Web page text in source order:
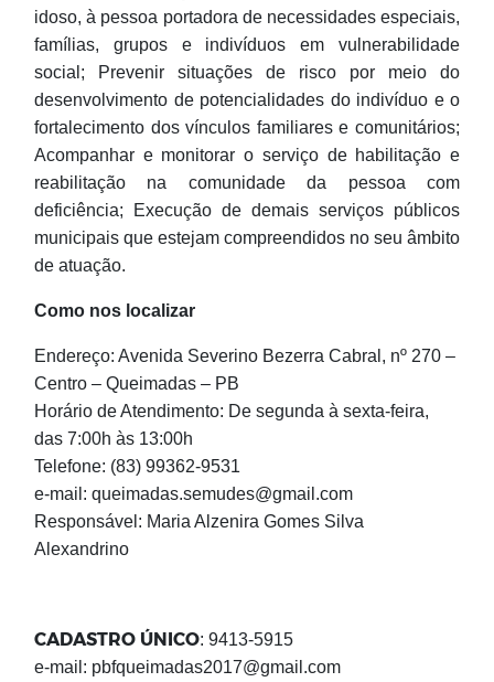
idoso, à pessoa portadora de necessidades especiais,
famílias, grupos e indivíduos em vulnerabilidade
social; Prevenir situações de risco por meio do
desenvolvimento de potencialidades do indivíduo e o
fortalecimento dos vínculos familiares e comunitários;
Acompanhar e monitorar o serviço de habilitação e
reabilitação na comunidade da pessoa com
deficiência; Execução de demais serviços públicos
municipais que estejam compreendidos no seu âmbito
de atuação.
Como nos localizar
Endereço: Avenida Severino Bezerra Cabral, nº 270 –
Centro – Queimadas – PB
Horário de Atendimento: De segunda à sexta-feira,
das 7:00h às 13:00h
Telefone: (83) 99362-9531
e-mail: queimadas.semudes@gmail.com
Responsável: Maria Alzenira Gomes Silva
Alexandrino
CADASTRO ÚNICO: 9413-5915
e-mail: pbfqueimadas2017@gmail.com